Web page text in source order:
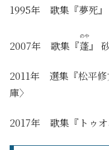
1995年 歌集『夢死
2007年 歌集『蓬
のや
』
2011年 選集『松平修
庫〉
2017年 歌集『トゥオ